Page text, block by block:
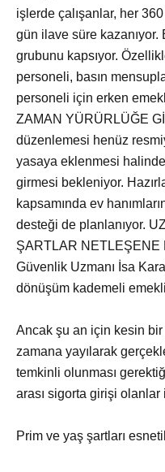
işlerde çalışanlar, her
gün ilave süre kazanıyor.
grubunu kapsıyor.
personeli, basın
personeli için erken
ZAMAN YÜRÜRLÜĞE
düzenlemesi henüz
yasaya eklenmesi
girmesi bekleniyor.
kapsamında ev
desteği de planlanıyor.
ŞARTLAR NETLEŞENE
Güvenlik Uzmanı İsa
dönüşüm kademeli
Ancak şu an için kesin
zamana yayılarak
temkinli olunması
arası sigorta girişi olanlar
Prim ve yaş şartları